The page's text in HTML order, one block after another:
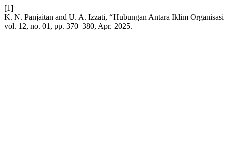
[1]
K. N. Panjaitan and U. A. Izzati, “Hubungan Antara Iklim
vol. 12, no. 01, pp. 370–380, Apr. 2025.